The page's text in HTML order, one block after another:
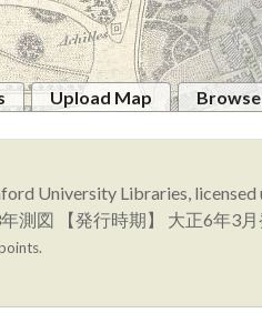
Upload Map
University Libraries,
測図 【発行時期】 大正6年3